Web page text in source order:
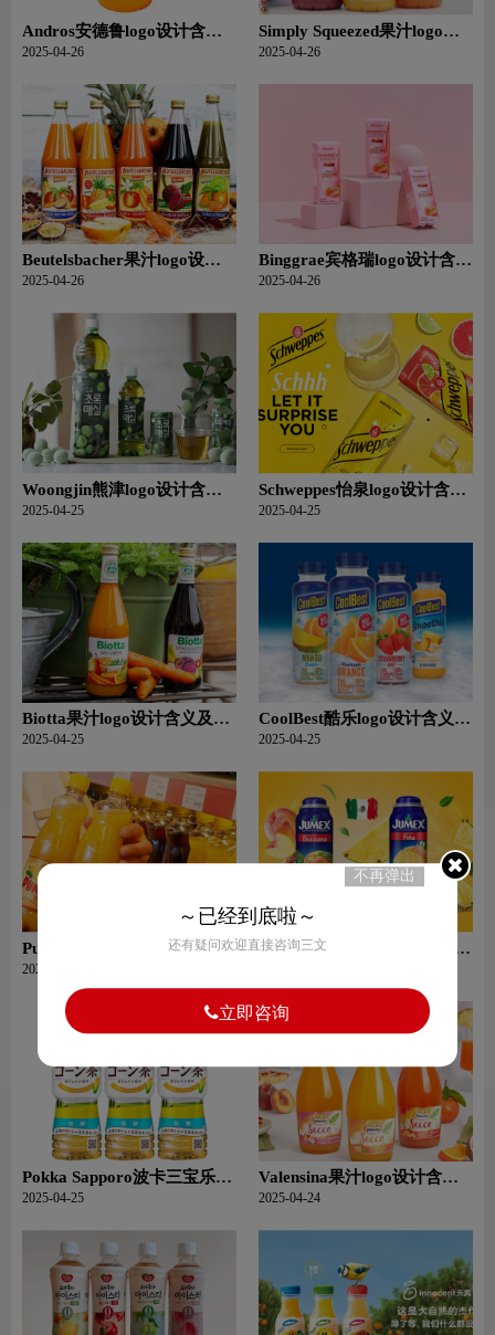
Andros安德鲁logo设计含义
及果汁果汁品牌设计理念
2025-04-26
Simply Squeezed果汁logo设
计含义及果汁品牌设计理念
2025-04-26
Beutelsbacher果汁logo设计
含义及果汁品牌设计理念
2025-04-26
Binggrae宾格瑞logo设计含义
及食品品牌设计理念
2025-04-26
Woongjin熊津logo设计含义
及食品品牌设计理念
2025-04-25
Schweppes怡泉logo设计含义
及果汁品牌设计理念
2025-04-25
Biotta果汁logo设计含义及果
汁品牌设计理念
2025-04-25
CoolBest酷乐logo设计含义及
食品品牌设计理念
2025-04-25
Punica果汁logo设计含义及果
汁品牌设计理念
2025-04-25
Jumex果美乐logo设计含义及
Pokka Sapporo波卡三宝乐
logo设计含义及食品品牌设计
2025-04-25
Valensina果汁logo设计含义
及果汁品牌设计理念
2025-04-24
不再弹出
～已经到底啦～
还有疑问欢迎直接咨询三文
立即咨询